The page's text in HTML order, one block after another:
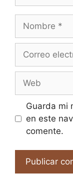
electrónico
Guarda mi
en este
comente.